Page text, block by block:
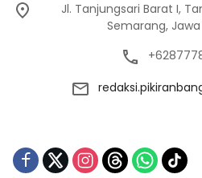
Jl. Tanjungsari Barat I,
Semarang,